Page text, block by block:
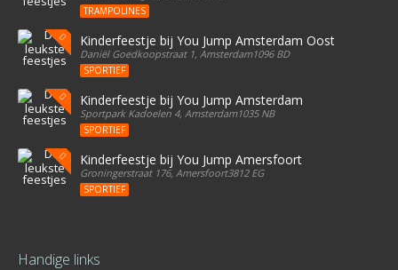
TRAMPOLINES
Kinderfeestje bij You Jump Amsterdam Oost
Daniël Goedkoopstraat 1, Amsterdam1096 BD
SPORTIEF
Kinderfeestje bij You Jump Amsterdam
Sportpark Kadoelen 4, Amsterdam1035 NB
SPORTIEF
Kinderfeestje bij You Jump Amersfoort
Groningerstraat 176, Amersfoort3812 EG
SPORTIEF
Handige links